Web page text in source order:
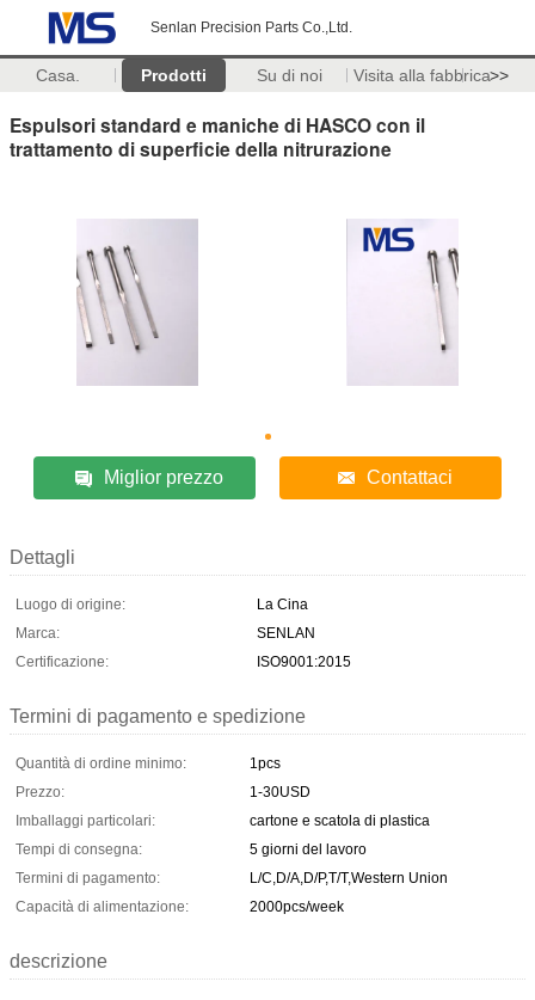
Senlan Precision Parts Co.,Ltd.
Casa. Prodotti Su di noi Visita alla fabbrica>>
Espulsori standard e maniche di HASCO con il
trattamento di superficie della nitrurazione
Miglior prezzo Contattaci
Dettagli
Luogo di origine:
La Cina
Marca:
SENLAN
Certificazione:
ISO9001:2015
Termini di pagamento e spedizione
Quantità di ordine minimo:
1pcs
Prezzo:
1-30USD
Imballaggi particolari:
cartone e scatola di plastica
Tempi di consegna:
5 giorni del lavoro
Termini di pagamento:
L/C,D/A,D/P,T/T,Western Union
Capacità di alimentazione:
2000pcs/week
descrizione